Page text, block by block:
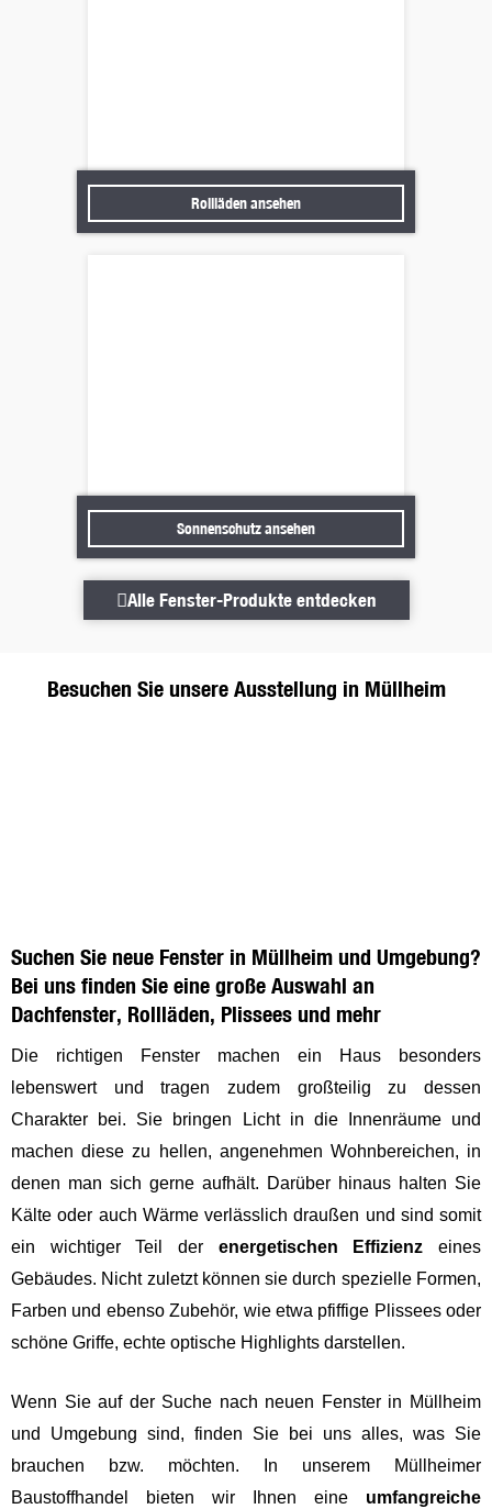
Rollläden ansehen
Rollläden ansehen
Sonnenschutz ansehen
Sonnenschutz ansehen
Alle Fenster-Produkte entdecken
Alle Fenster-Produkte
Besuchen Sie unsere Ausstellung in Müllheim
Suchen Sie neue Fenster in Müllheim und Umgebung?
Bei uns finden Sie eine große Auswahl an
Dachfenster, Rollläden, Plissees und mehr
Die richtigen Fenster machen ein Haus besonders
lebenswert und tragen zudem großteilig zu dessen
Charakter bei. Sie bringen Licht in die Innenräume und
machen diese zu hellen, angenehmen Wohnbereichen, in
denen man sich gerne aufhält. Darüber hinaus halten Sie
Kälte oder auch Wärme verlässlich draußen und sind somit
ein wichtiger Teil der energetischen Effizienz eines
Gebäudes. Nicht zuletzt können sie durch spezielle Formen,
Farben und ebenso Zubehör, wie etwa pfiffige Plissees oder
schöne Griffe, echte optische Highlights darstellen.
Wenn Sie auf der Suche nach neuen Fenster in Müllheim
und Umgebung sind, finden Sie bei uns alles, was Sie
brauchen bzw. möchten. In unserem Müllheimer
Baustoffhandel bieten wir Ihnen eine umfangreiche